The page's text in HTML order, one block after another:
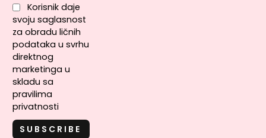
Korisnik daje
svoju saglasnost
za obradu ličnih
podataka u svrhu
direktnog
marketinga u
skladu sa
pravilima
privatnosti